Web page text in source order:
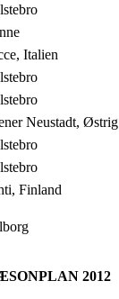
Italien
Neustadt, Østrig
Finland
2012